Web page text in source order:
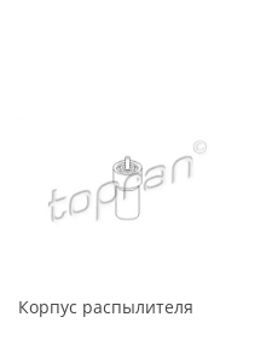
Корпус распылителя